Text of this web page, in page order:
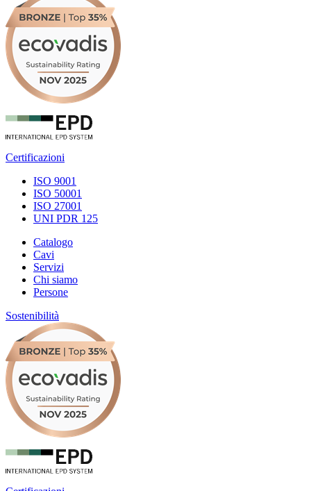
Certificazioni
ISO 9001
ISO 50001
ISO 27001
UNI PDR 125
Catalogo
Cavi
Servizi
Chi siamo
Persone
Sostenibilità